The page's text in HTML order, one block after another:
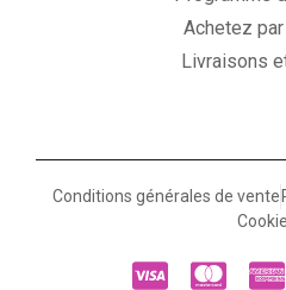
Achetez
Livraisons
Conditions générales de vente